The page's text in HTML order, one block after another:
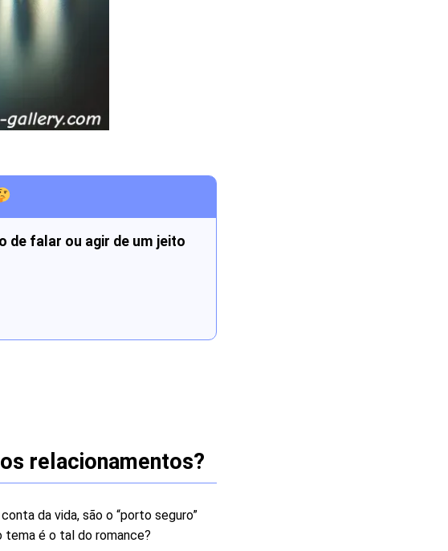
de falar ou agir de um jeito
relacionamentos?
da vida, são o “porto seguro”
tema é o tal do romance?